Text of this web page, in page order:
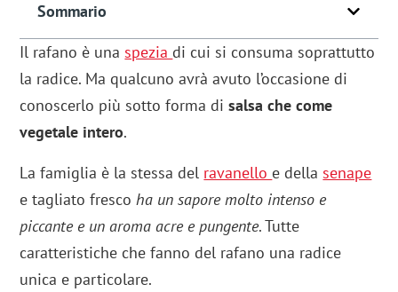
Sommario
Il rafano è una spezia di cui si consuma soprattutto
la radice. Ma qualcuno avrà avuto l’occasione di
conoscerlo più sotto forma di salsa che come
vegetale intero.
La famiglia è la stessa del ravanello e della senape
e tagliato frescoha un sapore molto intenso e
piccante e un aroma acre e pungente. Tutte
caratteristiche che fanno del rafano una radice
unica e particolare.